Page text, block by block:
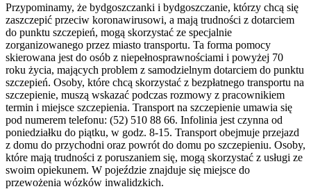
Przypominamy, że bydgoszczanki i bydgoszczanie, którzy chcą się
zaszczepić przeciw koronawirusowi, a mają trudności z dotarciem
do punktu szczepień, mogą skorzystać ze specjalnie
zorganizowanego przez miasto transportu. Ta forma pomocy
skierowana jest do osób z niepełnosprawnościami i powyżej 70
roku życia, mających problem z samodzielnym dotarciem do punktu
szczepień. Osoby, które chcą skorzystać z bezpłatnego transportu na
szczepienie, muszą wskazać podczas rozmowy z pracownikiem
termin i miejsce szczepienia. Transport na szczepienie umawia się
pod numerem telefonu: (52) 510 88 66. Infolinia jest czynna od
poniedziałku do piątku, w godz. 8-15. Transport obejmuje przejazd
z domu do przychodni oraz powrót do domu po szczepieniu. Osoby,
które mają trudności z poruszaniem się, mogą skorzystać z usługi ze
swoim opiekunem. W pojeździe znajduje się miejsce do
przewożenia wózków inwalidzkich.